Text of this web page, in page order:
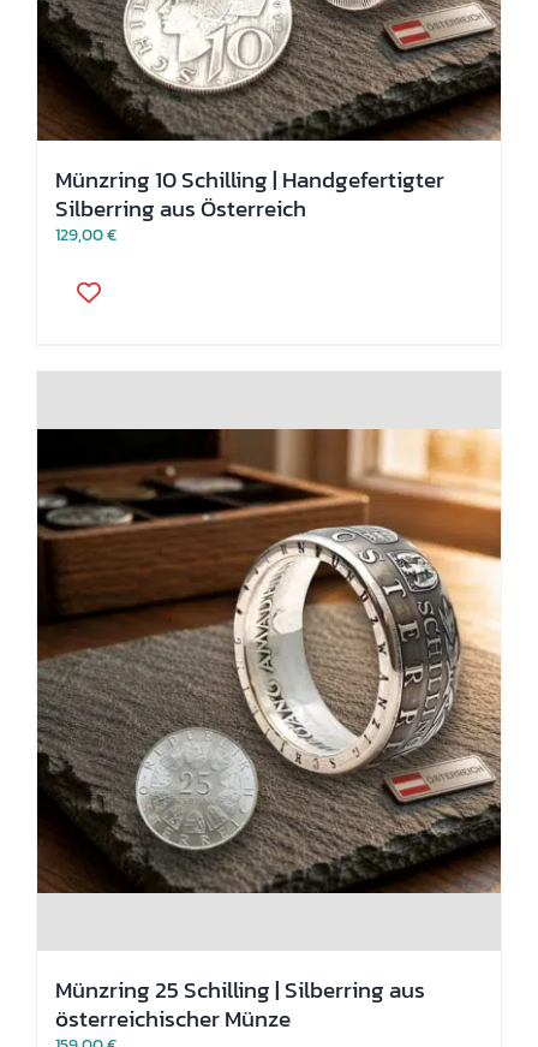
Münzring 10 Schilling | Handgefertigter
Silberring aus Österreich
129,00€
Produkt
Optionen
auf
der
Produktseite
gewählt
Münzring 25 Schilling | Silberring aus
österreichischer Münze